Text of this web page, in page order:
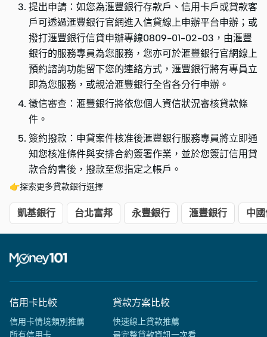
提出申請：如您為滙豐銀行存款戶、信用卡戶或貸款客
戶可透過滙豐銀行官網進入信貸線上申辦平台申辦；或
撥打滙豐銀行信貸申辦專線0809-01-02-03，由滙豐
銀行的服務專員為您服務，您亦可於滙豐銀行官網線上
預約諮詢功能留下您的連絡方式，滙豐銀行將有專員立
即為您服務，或親洽滙豐銀行全省各分行申辦。
徵信審查：滙豐銀行將依您個人資信狀況審核貸款條
件。
簽約撥款：申貸案件核准後滙豐銀行服務專員將立即通
知您核准條件與安排合約簽署作業，並於您簽訂信用貸
款合約書後，撥款至您指定之帳戶。
👉探索更多貸款銀行選擇
凱基銀行 台北富邦 永豐銀行 滙豐銀行 中
信用卡比較
信用卡情境類別推薦
所有信用卡
貸款方案比較
快速線上貸款推薦
最完整貸款資訊一次看